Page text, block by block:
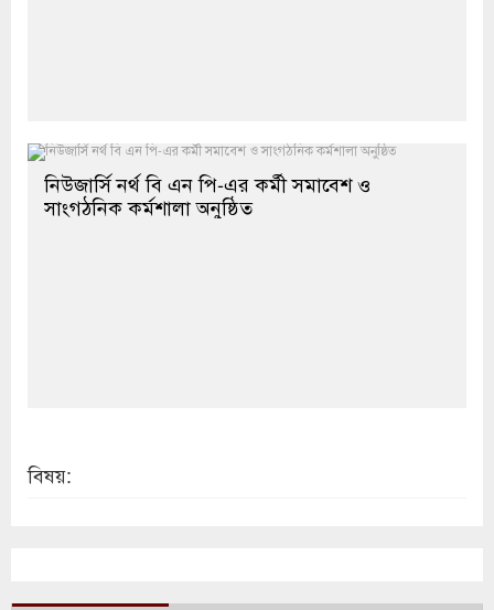
নিউজার্সি নর্থ বি এন পি-এর কর্মী সমাবেশ ও
সাংগঠনিক কর্মশালা অনুষ্ঠিত
বিষয়: